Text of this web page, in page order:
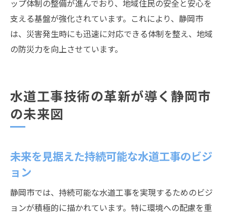
ップ体制の整備が進んでおり、地域住民の安全と安心を
支える基盤が強化されています。これにより、静岡市
は、災害発生時にも迅速に対応できる体制を整え、地域
の防災力を向上させています。
水道工事技術の革新が導く静岡市
の未来図
未来を見据えた持続可能な水道工事のビジ
ョン
静岡市では、持続可能な水道工事を実現するためのビジ
ョンが積極的に描かれています。特に環境への配慮を重